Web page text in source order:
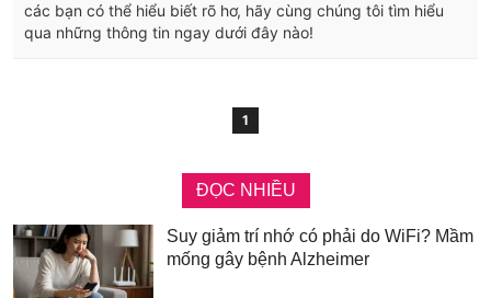
các bạn có thể hiểu biết rõ hơ, hãy cùng chúng tôi tìm hiểu
qua những thông tin ngay dưới đây nào!
1
ĐỌC NHIỀU
Suy giảm trí nhớ có phải do WiFi? Mầm
mống gây bệnh Alzheimer